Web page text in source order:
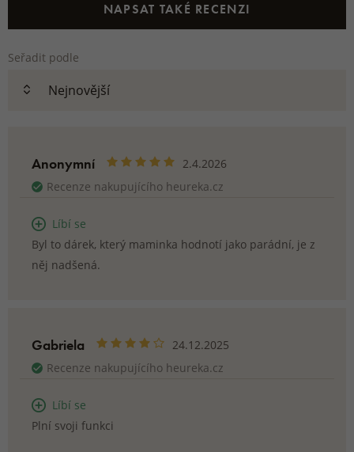
NAPSAT TAKÉ RECENZI
Seřadit podle
Anonymní
2.4.2026
Recenze nakupujícího heureka.cz
Líbí se
Byl to dárek, který maminka hodnotí jako parádní, je z
něj nadšená.
Gabriela
24.12.2025
Recenze nakupujícího heureka.cz
Líbí se
Plní svoji funkci